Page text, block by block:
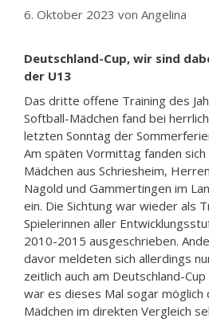
6. Oktober 2023 von Angelina
Deutschland-Cup, wir sind
der U13
Das dritte offene Training des
Softball-Mädchen fand bei
letzten Sonntag der
Am späten Vormittag fanden
Mädchen aus Schriesheim,
Nagold und Gammertingen im
ein. Die Sichtung war wieder als
Spielerinnen aller
2010-2015 ausgeschrieben.
davor meldeten sich allerdings
zeitlich auch am Deutschland-
war es dieses Mal sogar
Mädchen im direkten Vergleich